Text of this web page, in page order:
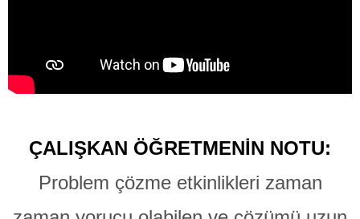
ÇALIŞKAN ÖĞRETMENİN NOTU:
Problem çözme etkinlikleri zaman